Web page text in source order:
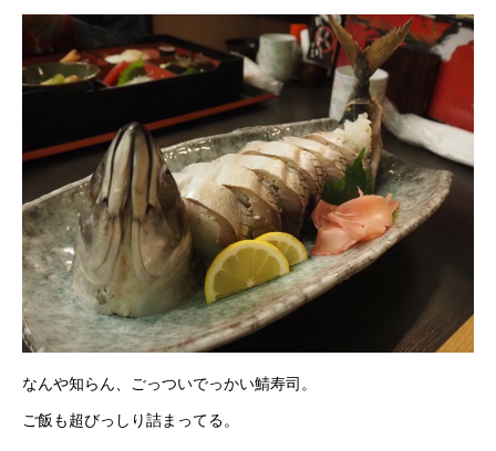
なんや知らん、ごっついでっかい鯖寿司。
ご飯も超びっしり詰まってる。